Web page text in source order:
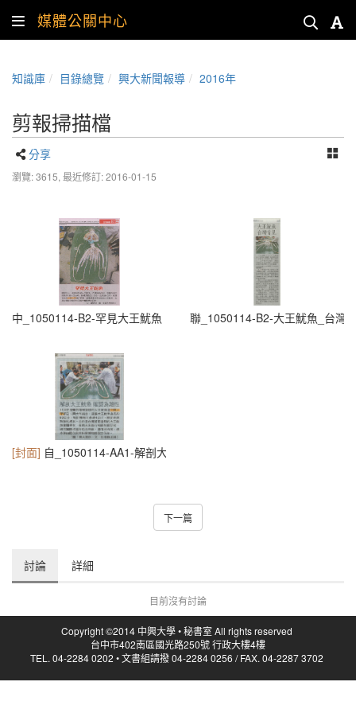
媒體公關中心
知識庫 目錄總覽 興大新聞報導 2016年
剪報掃描檔
分享
瀏覽: 3615, 最近修訂: 2016-01-15
中_1050114-B2-罕見大王魷魚 聯_1050114-B2-大王魷魚_台灣
[封面] 自_1050114-AA1-解剖大王魷魚_確認為雄性
下一篇
討論 詳細
目前沒有討論
Copyright ©2014 中興大學 • 秘書室 All rights reserved
台中市402南區國光路250號 行政大樓4樓
TEL. 04-2284 0202 • 文書組請撥 04-2284 0256 / FAX. 04-2287 3702